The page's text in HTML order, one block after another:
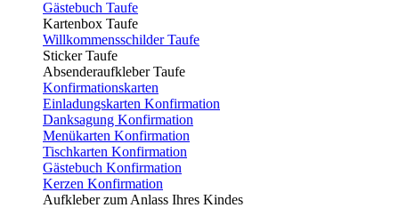
Gästebuch Taufe
Kartenbox Taufe
Willkommensschilder Taufe
Sticker Taufe
Absenderaufkleber Taufe
Konfirmationskarten
Einladungskarten Konfirmation
Danksagung Konfirmation
Menükarten Konfirmation
Tischkarten Konfirmation
Gästebuch Konfirmation
Kerzen Konfirmation
Aufkleber zum Anlass Ihres Kindes